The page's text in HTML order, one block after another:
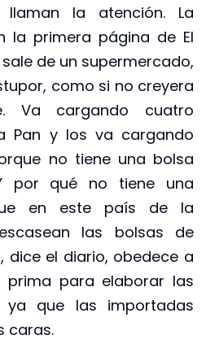
la atención. La
la primera página de El
de un supermercado,
como si no creyera
Va cargando cuatro
Pan y los va cargando
no tiene una bolsa
por qué no tiene una
en este país de la
las bolsas de
dice el diario, obedece a
para elaborar las
que las importadas
caras.